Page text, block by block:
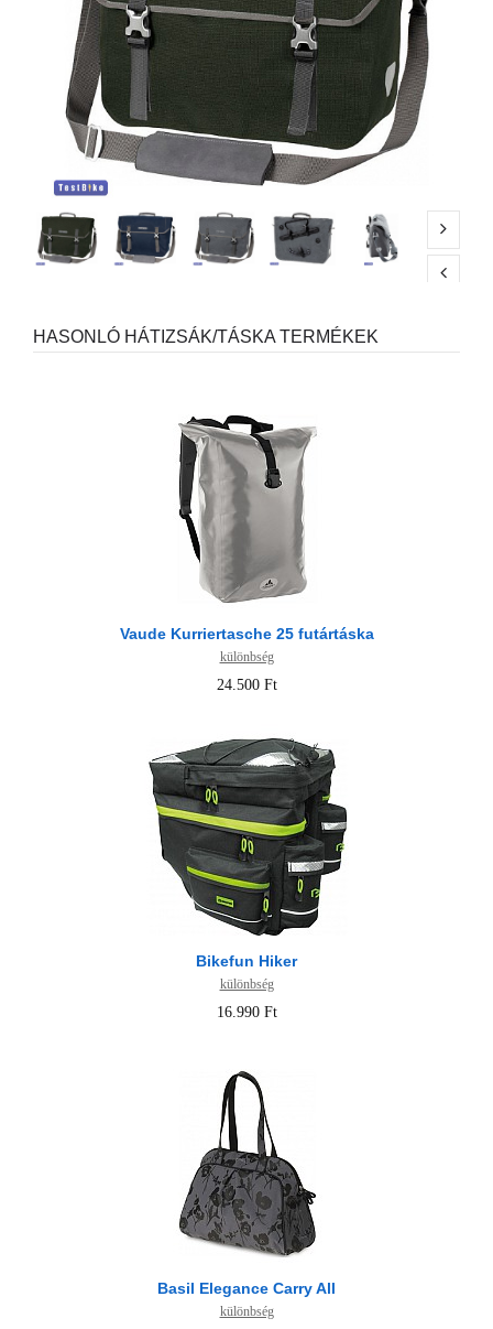
HASONLÓ HÁTIZSÁK/TÁSKA TERMÉKEK
Vaude Kurriertasche 25 futártáska
különbség
24.500 Ft
Bikefun Hiker
különbség
16.990 Ft
Basil Elegance Carry All
különbség